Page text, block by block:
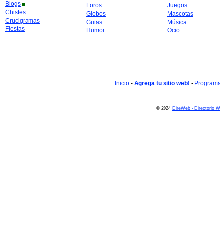
Blogs
Chistes
Crucigramas
Fiestas
Foros
Globos
Guias
Humor
Juegos
Mascotas
Música
Ocio
Inicio - Agrega tu sitio web! -
© 2024 DireWeb - Directorio